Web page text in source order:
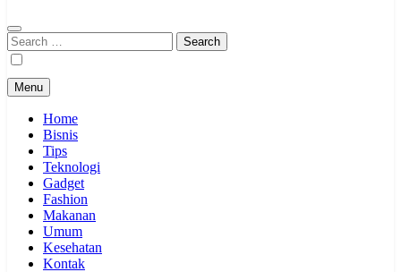
Search
for:
Menu
Home
Bisnis
Tips
Teknologi
Gadget
Fashion
Makanan
Umum
Kesehatan
Kontak